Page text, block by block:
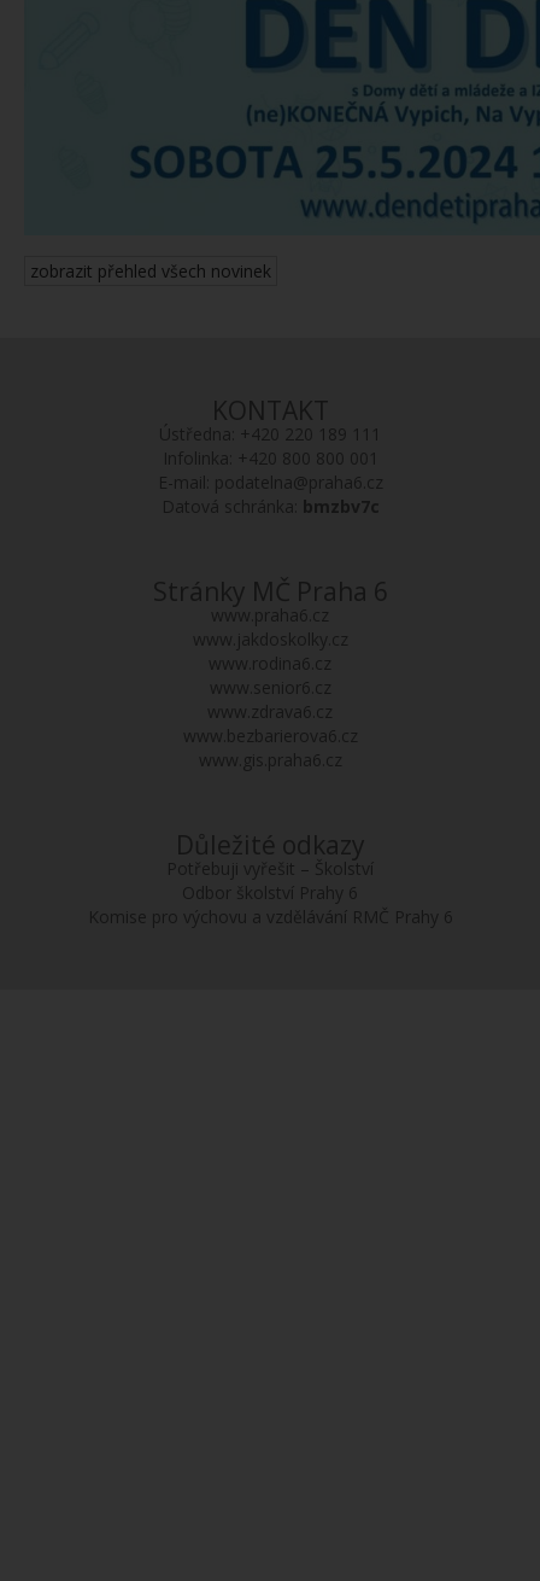
zobrazit přehled všech novinek
KONTAKT
Ústředna: +420 220 189 111
Infolinka: +420 800 800 001
E-mail: podatelna@praha6.cz
Datová schránka: bmzbv7c
Stránky MČ Praha 6
www.praha6.cz
www.jakdoskolky.cz
www.rodina6.cz
www.senior6.cz
www.zdrava6.cz
www.bezbarierova6.cz
www.gis.praha6.cz
Důležité odkazy
Potřebuji vyřešit – Školství
Odbor školství Prahy 6
Komise pro výchovu a vzdělávání RMČ Prahy 6